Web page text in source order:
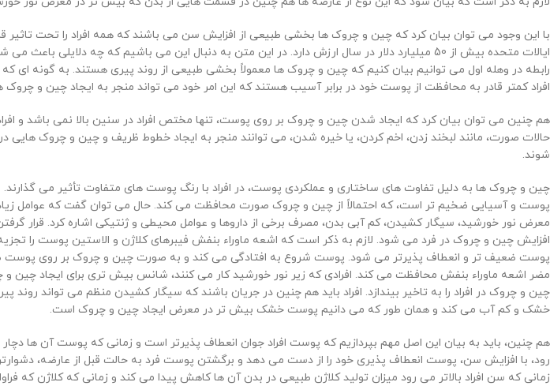
با این وجود می توان بیان کرد که چین و چروک ها بخشی طبیعی از افزایش سن می باشند که همه افراد را تحت تاثیر
ایالات متحده بیش از 50 میلیارد دلار در سال ارزش دارد. در این متن به دنبال این می باشیم که چه
رابطه در وهله اول می توانیم بیان کنیم که چین و چروک ها معمولاً بخشی طبیعی از روند پیری هستند. به گونه ای
افراد کمتر قادر به محافظت از پوست خود در برابر آسیب هستند که این امر خود می تواند منجر به ایجاد چین و
هم چنین می توان بیان کرد که ایجاد شدن چین و چروک بر روی پوست، تنها مختص افراد در سنین بالا نمی باشد و
حالات صورت، مانند لبخند زدن، اخم کردن، یا خیره شدن، می توانند منجر به ایجاد خطوط ظریف و چین و چروک
شوند.
چین و چروک ها به دلیل تفاوت های ساختاری و عملکردی پوست، در افراد با رنگ پوست های متفاوت تأثیر می
پوست و آسیایی ضخیم ‌تر است، که احتمالاً از چین و چروک صورت محافظت می ‌کند. حال می توان گفت که عوامل
معرض نور خورشید، سیگار کشیدن، کم آبی بدن، مصرف برخی از داروها و عوامل محیطی و ژنتیکی اشاره کرد. قرار
افزایش چین و چروک در فرد می ‌شود. لازم به ذکر است که اشعه ماوراء بنفش فیبرهای کلاژن و الاستین پوست را
پوست ضعیف تر و انعطاف پذیرتر می شود. پوست شروع به افتادگی می کند و به صورت چین و چروک بر روی پوست
مضر اشعه ماوراء بنفش محافظت می کند. افرادی که زیر نور خورشید کار می کنند، شانس بیش تری برای ایجاد چین
چین و چروک در افراد را به تاخیر بیندازد. افراد باید هم چنین در جریان باشند که سیگار کشیدن منظم می تواند
خشک و کم آب می کند و همان طور که می دانیم پوست خشک بیش تر در معرض ایجاد چین و چروک است.
هم چنین، باید به بیان این اصل مهم بپردازیم که پوست افراد جوان انعطاف پذیرتر است و زمانی که پوست آن ها
رود، با افزایش سن، پوست انعطاف پذیری خود را از دست می دهد و برگشتن پوست فرد به حالت قبل از عارضه،
زمانی که سن افراد بالاتر می رود میزان تولید کلاژن طبیعی در بدن آن ها کاهش پیدا می کند و زمانی که کلاژن که